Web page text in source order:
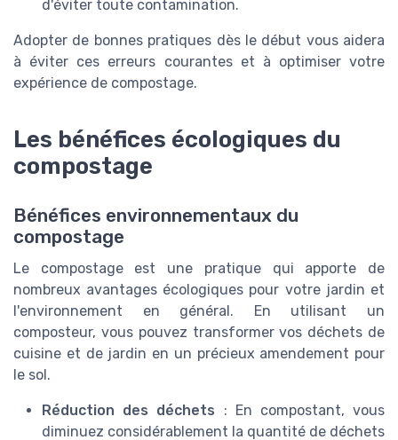
d'éviter toute contamination.
Adopter de bonnes pratiques dès le début vous aidera
à éviter ces erreurs courantes et à optimiser votre
expérience de compostage.
Les bénéfices écologiques du
compostage
Bénéfices environnementaux du
compostage
Le compostage est une pratique qui apporte de
nombreux avantages écologiques pour votre jardin et
l'environnement en général. En utilisant un
composteur, vous pouvez transformer vos déchets de
cuisine et de jardin en un précieux amendement pour
le sol.
Réduction des déchets : En compostant, vous
diminuez considérablement la quantité de déchets